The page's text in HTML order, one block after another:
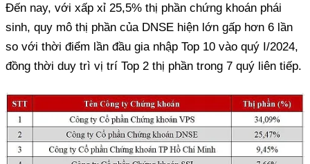
Đến nay, với xấp xỉ 25,5% thị phần chứng khoán phái
sinh, quy mô thị phần của DNSE hiện lớn gấp hơn 6 lần
so với thời điểm lần đầu gia nhập Top 10 vào quý I/2024,
đồng thời duy trì vị trí Top 2 thị phần trong 7 quý liên tiếp.